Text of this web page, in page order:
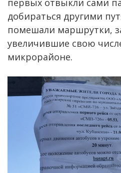
первых отвыкли сами
добираться другими
помешали маршрутки,
увеличившие свою
микрорайоне.